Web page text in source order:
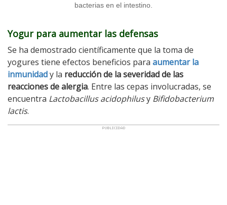
bacterias en el intestino.
Yogur para aumentar las defensas
Se ha demostrado científicamente que la toma de
yogures tiene efectos beneficios para aumentar la
inmunidady la reducción de la severidad de las
reacciones de alergia. Entre las cepas involucradas, se
encuentra Lactobacillus acidophilusy Bifidobacterium
lactis.